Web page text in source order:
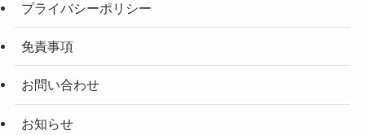
プライバシーポリシー
免責事項
お問い合わせ
お知らせ